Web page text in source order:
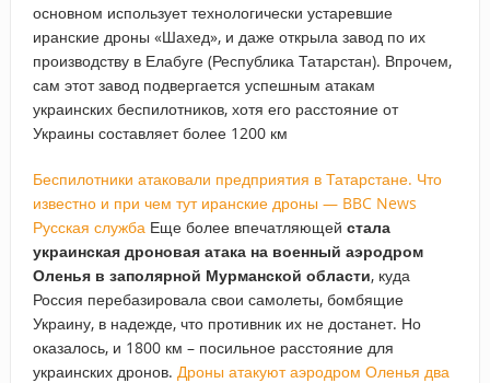
основном использует технологически устаревшие
иранские дроны «Шахед», и даже открыла завод по их
производству в Елабуге (Республика Татарстан). Впрочем,
сам этот завод подвергается успешным атакам
украинских беспилотников, хотя его расстояние от
Украины составляет более 1200 км
Беспилотники атаковали предприятия в Татарстане. Что
известно и при чем тут иранские дроны — BBC News
Русская службаЕще более впечатляющей стала
украинская дроновая атака на военный аэродром
Оленья в заполярной Мурманской области, куда
Россия перебазировала свои самолеты, бомбящие
Украину, в надежде, что противник их не достанет. Но
оказалось, и 1800 км – посильное расстояние для
украинских дронов. Дроны атакуют аэродром Оленья два